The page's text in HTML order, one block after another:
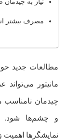
نیاز به
مصرف بیشتر
مطالعات جدید
مانیتور می‌تواند
چیدمان
و چشم‌ها شود.
نمایشگرها اهمیت